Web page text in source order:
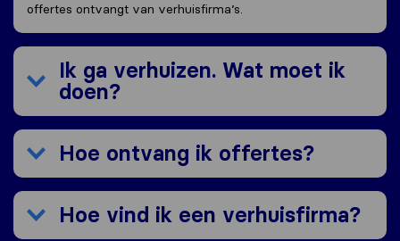
offertes ontvangt van verhuisfirma’s.
Ik ga verhuizen. Wat moet ik
doen?
Hoe ontvang ik offertes?
Hoe vind ik een verhuisfirma?